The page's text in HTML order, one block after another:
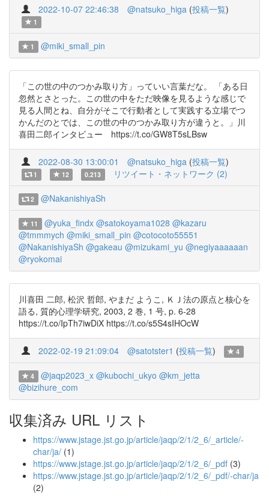
2022-10-07 22:46:38 @natsuko_higa (投稿一覧)
1
1 @miki_small_pin
「この世の中のつかみ取り方」っていい言葉だな。 「ある日
忽然とさとった。この世の中をただ映像を見るような感じで
見る人間とね、自分がそこで行動者として実践する立場でつ
かんだのとでは、この世の中のつかみ取り方が違うと。」川
喜田二郎インタビュー https://t.co/GW8T5sLBsw
2022-08-30 13:00:01 @natsuko_higa (投稿一覧)
1 12 0.213 リツイート・ネットワーク (2)
2 @NakanishiyaSh
11 @yuka_findx @satokoyama1028 @kazaru
@tmmmych @miki_small_pin @cotocoto55551
@NakanishiyaSh @gakeau @mizukami_yu @negiyaaaaaan
@ryokomai
川喜田 二郎, 松沢 哲郎, やまだ ようこ, ＫＪ法の原点と核心を
語る, 質的心理学研究, 2003, 2 巻, 1 号, p. 6-28
https://t.co/IpTh7iwDiX https://t.co/s5S4sIHOcW
2022-02-19 21:09:04 @satotster1 (投稿一覧) 4
4 @jaqp2023_x @kubochi_ukyo @km_jetta
@bizihure_com
収集済み URL リスト
https://www.jstage.jst.go.jp/article/jaqp/2/1/2_6/_article/-
char/ja/ (1)
https://www.jstage.jst.go.jp/article/jaqp/2/1/2_6/_pdf (3)
https://www.jstage.jst.go.jp/article/jaqp/2/1/2_6/_pdf/-char/ja
(2)